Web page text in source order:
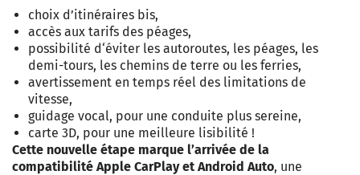
choix d’itinéraires bis,
accès aux tarifs des péages,
possibilité d‘éviter les autoroutes, les péages, les
demi-tours, les chemins de terre ou les ferries,
avertissement en temps réel des limitations de
vitesse,
guidage vocal, pour une conduite plus sereine,
carte 3D, pour une meilleure lisibilité !
Cette nouvelle étape marque l’arrivée de la
compatibilité Apple CarPlay et Android Auto, une